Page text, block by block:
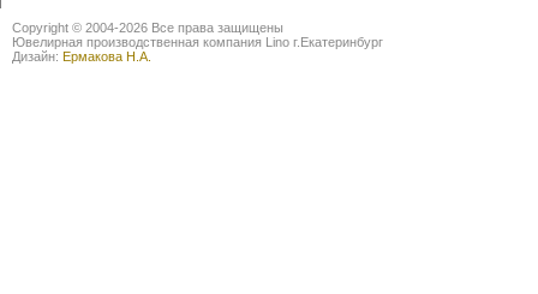
Copyright © 2004-2026 Все права защищены
Ювелирная производственная компания Lino г.Екатеринбург
Дизайн: Ермакова Н.А.